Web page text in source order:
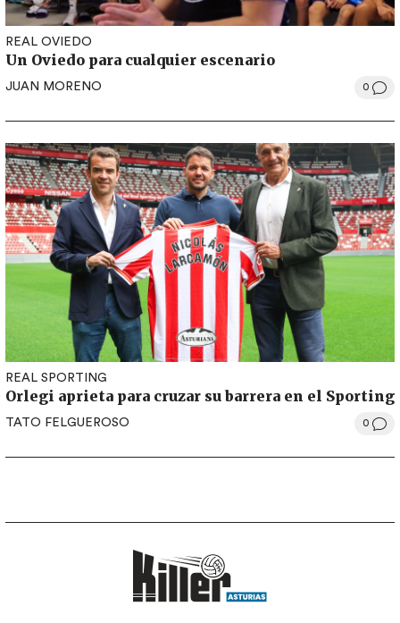
REAL OVIEDO
Un Oviedo para cualquier escenario
JUAN MORENO 0
REAL SPORTING
Orlegi aprieta para cruzar su barrera en el Sporting
TATO FELGUEROSO 0